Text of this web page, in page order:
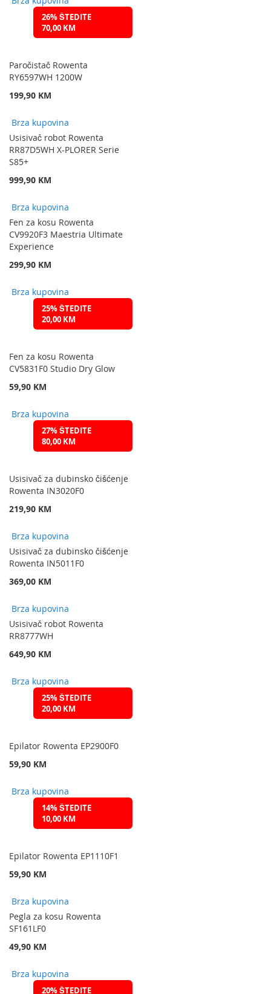
26% ŠTEDITE
70,00 KM
Paročistač Rowenta
RY6597WH 1200W
199,90 KM
Brza kupovina
Usisivač robot Rowenta
RR87D5WH X-PLORER Serie
S85+
999,90 KM
Brza kupovina
Fen za kosu Rowenta
CV9920F3 Maestria Ultimate
Experience
299,90 KM
Brza kupovina
25% ŠTEDITE
20,00 KM
Fen za kosu Rowenta
CV5831F0 Studio Dry Glow
59,90 KM
Brza kupovina
27% ŠTEDITE
80,00 KM
Usisivač za dubinsko čišćenje
Rowenta IN3020F0
219,90 KM
Brza kupovina
Usisivač za dubinsko čišćenje
Rowenta IN5011F0
369,00 KM
Brza kupovina
Usisivač robot Rowenta
RR8777WH
649,90 KM
Brza kupovina
25% ŠTEDITE
20,00 KM
Epilator Rowenta EP2900F0
59,90 KM
Brza kupovina
14% ŠTEDITE
10,00 KM
Epilator Rowenta EP1110F1
59,90 KM
Brza kupovina
Pegla za kosu Rowenta
SF161LF0
49,90 KM
Brza kupovina
20% ŠTEDITE